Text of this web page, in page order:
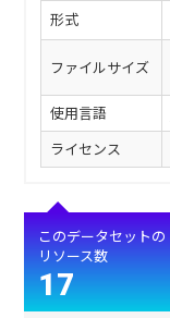
形式
ファイルサイズ
使用言語
ライセンス
このデータセットの
リソース数
17